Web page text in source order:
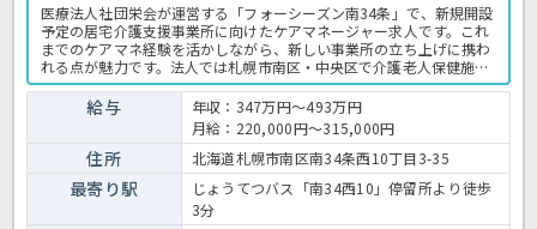
医療法人社団栄会が運営する「フォーシーズン南34条」で、新規開設
予定の居宅介護支援事業所に向けたケアマネージャー求人です。これ
までのケアマネ経験を活かしながら、新しい事業所の立ち上げに携わ
れる点が魅力です。法人では札幌市南区・中央区で介護老人保健施設
を運営しており、安定した運営基盤があります。土日休みで年間休日
109日のため、仕事と生活のバランスを大切にしたい方にもおすすめ
です。介護支援専門員の業務全般です。〈介護支援専門員 正職員
介護老人保健施設の求人〉
給与
年収：347万円～493万円
月給：220,000円～315,000円
住所 北海道札幌市南区南34条西10丁目3-35
最寄り駅
じょうてつバス「南34西10」停留所より徒歩
3分